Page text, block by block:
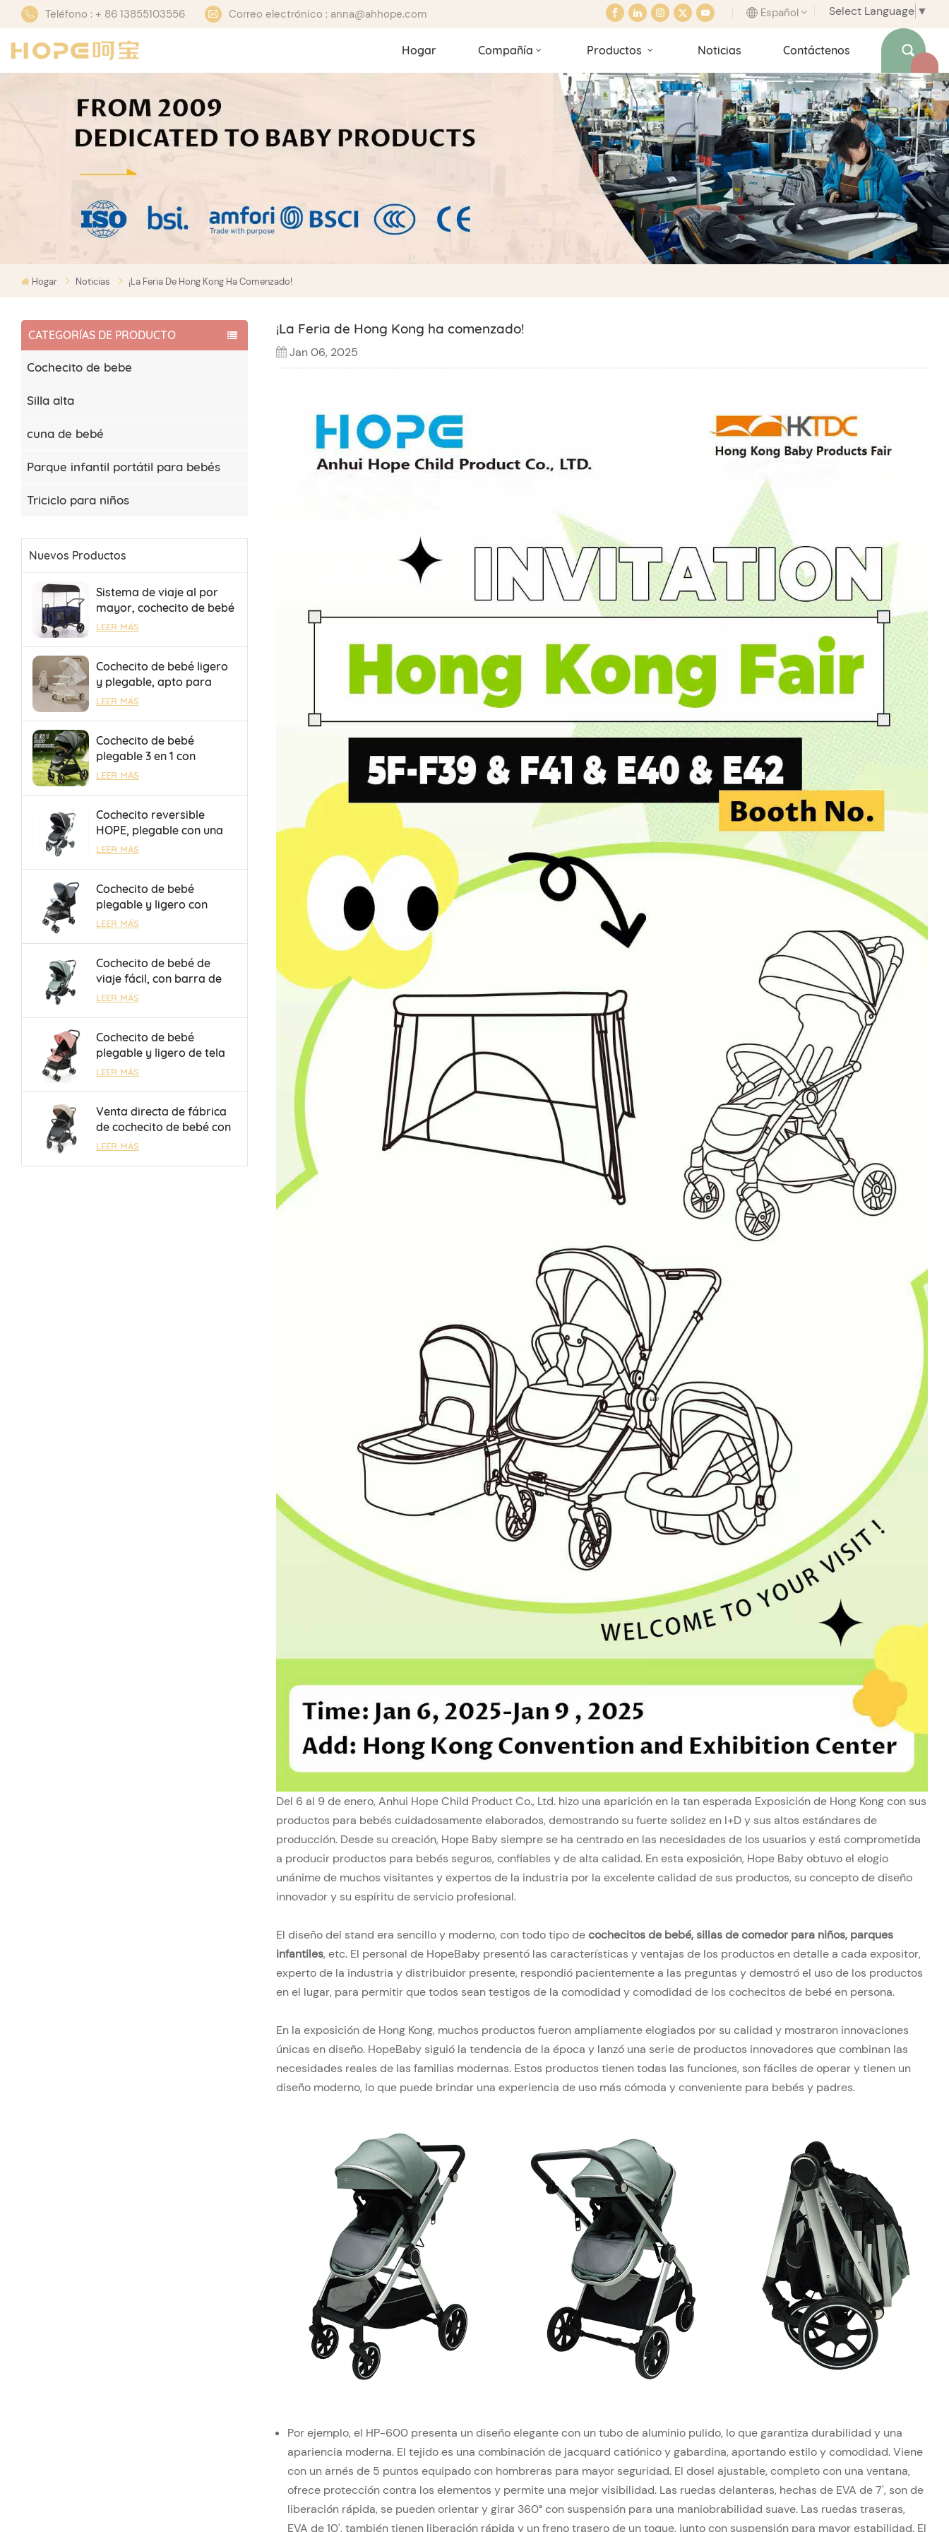
Teléfono : + 86 13855103556 Correo electrónico : anna@ahhope.com Select Language ▼
Español
English
français
italiano
español
português
Hogar Compañía Productos Noticias Contáctenos
Hogar Noticias ¡La Feria De Hong Kong Ha Comenzado!
CATEGORÍAS DE PRODUCTO
Cochecito de bebe
Silla alta
cuna de bebé
Parque infantil portátil para bebés
Triciclo para niños
Nuevos Productos
Sistema de viaje al por
mayor, cochecito de bebé
para 4 bebés, cochecito
LEER MÁS
Cochecito de bebé ligero
y plegable, apto para
viajes en avión y trenes
LEER MÁS
Cochecito de bebé
plegable 3 en 1 con
asiento reversible y
OEM/ODM
LEER MÁS
Cochecito reversible
HOPE, plegable con una
sola mano, seguro y
LEER MÁS
Cochecito de bebé
plegable y ligero con
sombrilla, OEM/ODM, con
LEER MÁS
Cochecito de bebé de
viaje fácil, con barra de
equipaje y manillar
mayor, OEM/ODM
LEER MÁS
Cochecito de bebé
plegable y ligero de tela
Oxford 300D con freno de
LEER MÁS
Venta directa de fábrica
de cochecito de bebé con
respaldo ajustable
LEER MÁS
¡La Feria de Hong Kong ha comenzado!
Jan 06, 2025
Del 6 al 9 de enero, Anhui Hope Child Product Co., Ltd. hizo una aparición en la tan esperada Exposición de Hong Kong con sus
productos para bebés cuidadosamente elaborados, demostrando su fuerte solidez en I+D y sus altos estándares de
producción. Desde su creación, Hope Baby siempre se ha centrado en las necesidades de los usuarios y está comprometida
a producir productos para bebés seguros, confiables y de alta calidad. En esta exposición, Hope Baby obtuvo el elogio
unánime de muchos visitantes y expertos de la industria por la excelente calidad de sus productos, su concepto de diseño
innovador y su espíritu de servicio profesional.
El diseño del stand era sencillo y moderno, con todo tipo decochecitos de bebé, sillas de comedor para niños, parques
infantiles, etc. El personal de HopeBaby presentó las características y ventajas de los productos en detalle a cada expositor,
experto de la industria y distribuidor presente, respondió pacientemente a las preguntas y demostró el uso de los productos
en el lugar, para permitir que todos sean testigos de la comodidad y comodidad de los cochecitos de bebé en persona.
En la exposición de Hong Kong, muchos productos fueron ampliamente elogiados por su calidad y mostraron innovaciones
únicas en diseño. HopeBaby siguió la tendencia de la época y lanzó una serie de productos innovadores que combinan las
necesidades reales de las familias modernas. Estos productos tienen todas las funciones, son fáciles de operar y tienen un
diseño moderno, lo que puede brindar una experiencia de uso más cómoda y conveniente para bebés y padres.
Por ejemplo, el HP-600 presenta un diseño elegante con un tubo de aluminio pulido, lo que garantiza durabilidad y una
apariencia moderna. El tejido es una combinación de jacquard catiónico y gabardina, aportando estilo y comodidad. Viene
con un arnés de 5 puntos equipado con hombreras para mayor seguridad. El dosel ajustable, completo con una ventana,
ofrece protección contra los elementos y permite una mejor visibilidad. Las ruedas delanteras, hechas de EVA de 7', son de
liberación rápida, se pueden orientar y girar 360° con suspensión para una maniobrabilidad suave. Las ruedas traseras,
EVA de 10', también tienen liberación rápida y un freno trasero de un toque, junto con suspensión para mayor estabilidad. El